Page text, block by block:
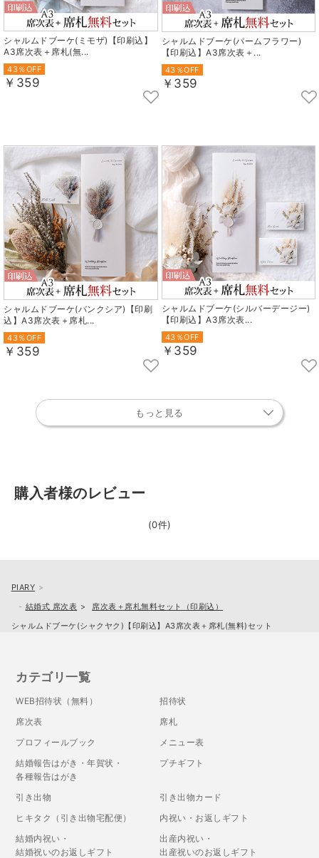
シャルムドブーケ(ミモザ)【印刷込】
A3席次表＋席札(無...
43％OFF
￥359
シャルムドブーケ(パームフラワー)
【印刷込】A3席次表＋...
43％OFF
￥359
シャルムドブーケ(バンクシア)【印刷
込】A3席次表＋席札...
43％OFF
￥359
シャルムドブーケ(シルバーデージー)
【印刷込】A3席次表...
43％OFF
￥359
もっと見る
購入者様のレビュー
(0件)
PIARY
結婚式 席次表
席次表＋席札無料セット（印刷込）
シャルムドブーケ(シャクヤク)【印刷込】A3席次表＋席札(無料)セット
カテゴリ一覧
WEB招待状（無料）
招待状
席次表
席札
プロフィールブック
メニュー表
結婚報告はがき・年賀状・
各種報告はがき
プチギフト
引き出物
引き出物カード
ヒキタク（引き出物宅配便）
内祝い・お返しギフト
結婚内祝い・
結婚祝いのお返しギフト
出産内祝い・
出産祝いのお返しギフト